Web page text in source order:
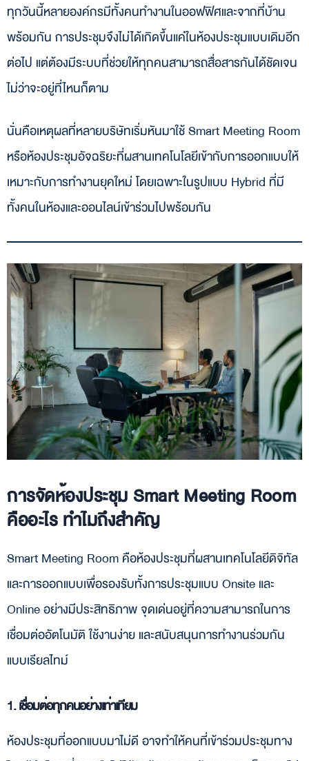
1. วิเคราะห์รูปแบบการประชุมขององค์กร
2. เลือกเทคโนโลยีที่จำเป็นตามงบประมาณ
4. ทดลองใช้งานจริงและปรับตามฟีดแบ็ก
ตัวอย่างลักษณะการจัดห้องประชุมที่ดีสำหรับการทำงานยุคใหม่
2. SCB TechX (สำนักงานใหญ่ที่ Cyber World Tower)
3. LINE ประเทศไทย
ทุกวันนี้หลายองค์กรมีทั้งคนทำงานในออฟฟิศและจากที่บ้าน
พร้อมกัน การประชุมจึงไม่ได้เกิดขึ้นแค่ในห้องประชุมแบบเดิมอีก
ต่อไป แต่ต้องมีระบบที่ช่วยให้ทุกคนสามารถสื่อสารกันได้ชัดเจน
ไม่ว่าจะอยู่ที่ไหนก็ตาม
นั่นคือเหตุผลที่หลายบริษัทเริ่มหันมาใช้ Smart Meeting Room
หรือห้องประชุมอัจฉริยะที่ผสานเทคโนโลยีเข้ากับการออกแบบให้
เหมาะกับการทำงานยุคใหม่ โดยเฉพาะในรูปแบบ Hybrid ที่มี
ทั้งคนในห้องและออนไลน์เข้าร่วมไปพร้อมกัน
การจัดห้องประชุม Smart Meeting Room
คืออะไร ทำไมถึงสำคัญ
Smart Meeting Room คือห้องประชุมที่ผสานเทคโนโลยีดิจิทัล
และการออกแบบเพื่อรองรับทั้งการประชุมแบบ Onsite และ
Online อย่างมีประสิทธิภาพ จุดเด่นอยู่ที่ความสามารถในการ
เชื่อมต่ออัตโนมัติ ใช้งานง่าย และสนับสนุนการทำงานร่วมกัน
แบบเรียลไทม์
1. เชื่อมต่อทุกคนอย่างเท่าเทียม
ห้องประชุมที่ออกแบบมาไม่ดี อาจทำให้คนที่เข้าร่วมประชุมทาง